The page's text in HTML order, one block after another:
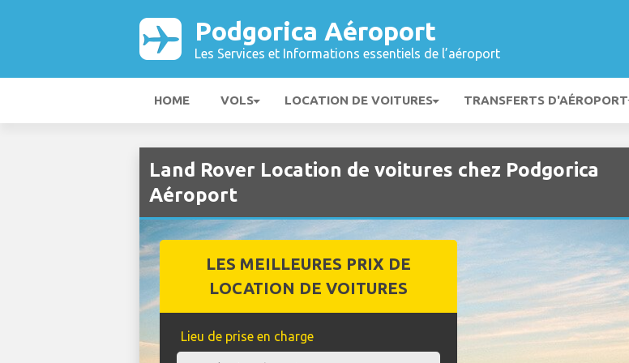
Podgorica Aéroport
Les Services et Informations essentiels de l’aéroport
HOME VOLS LOCATION DE VOITURES TRANSFERTS D'AÉROPORT
Land Rover Location de voitures chez Podgorica
Aéroport
LES MEILLEURES PRIX DE
LOCATION DE VOITURES
Lieu de prise en charge